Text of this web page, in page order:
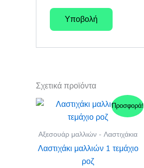
Σχετικά προϊόντα
Προσφορά!
Αξεσουάρ μαλλιών - Λαστιχάκια
Λαστιχάκι μαλλιών 1 τεμάχιο
ροζ